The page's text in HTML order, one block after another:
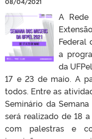
08/04/2021
A
Federal
a
da
17 e 23 de maio. A
todos. Entre as
Seminário da
será realizado de 18
com palestras e